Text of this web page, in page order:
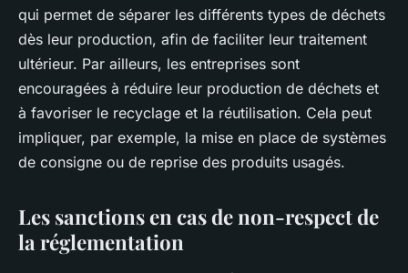
qui permet de séparer les différents types de déchets
dès leur production, afin de faciliter leur traitement
ultérieur. Par ailleurs, les entreprises sont
encouragées à réduire leur production de déchets et
à favoriser le recyclage et la réutilisation. Cela peut
impliquer, par exemple, la mise en place de systèmes
de consigne ou de reprise des produits usagés.
Les sanctions en cas de non-respect de
la réglementation